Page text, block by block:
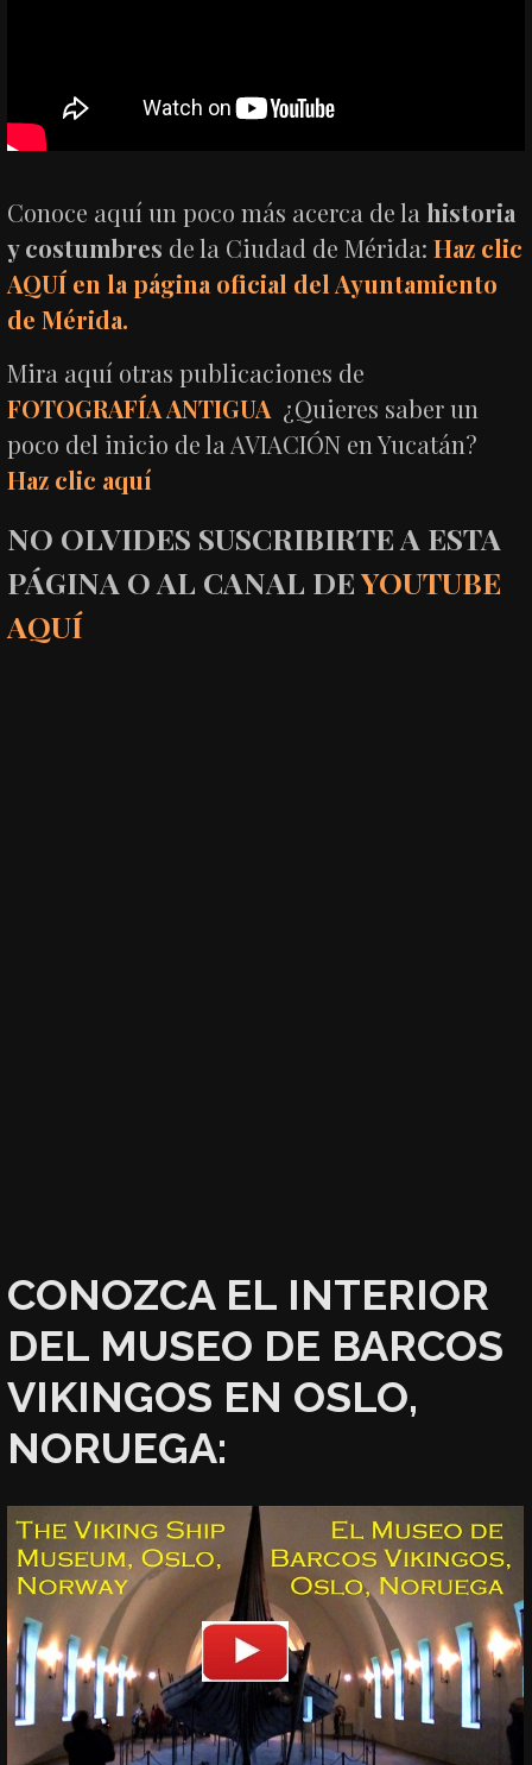
Conoce aquí un poco más acerca de la historia
y costumbres de la Ciudad de Mérida: Haz clic
AQUÍ en la página oficial del Ayuntamiento
de Mérida.
Mira aquí otras publicaciones de
FOTOGRAFÍA ANTIGUA ¿Quieres saber un
poco del inicio de la AVIACIÓN en Yucatán?
Haz clic aquí
NO OLVIDES SUSCRIBIRTE A ESTA
PÁGINA O AL CANAL DEYOUTUBE
AQUÍ
CONOZCA EL INTERIOR
DEL MUSEO DE BARCOS
VIKINGOS EN OSLO,
NORUEGA: